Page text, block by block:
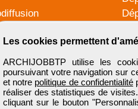
Les cookies permettent
ARCHIJOBBTP utilise les
poursuivant votre navigation sur
et notre politique de confidentialité
réaliser des statistiques de
cliquant sur le bouton